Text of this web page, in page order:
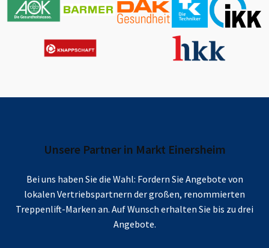
Unsere Partner in Markt Einersheim
Bei uns haben Sie die Wahl: Fordern Sie Angebote von
lokalen Vertriebspartnern der großen, renommierten
Treppenlift-Marken an. Auf Wunsch erhalten Sie bis zu drei
Angebote.